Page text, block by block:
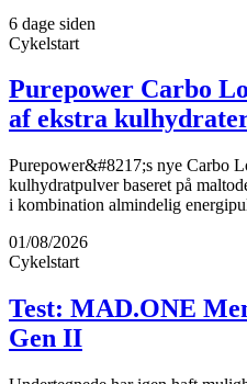
6 dage siden
Cykelstart
Purepower Carbo
af ekstra
Purepower&#8217;s nye Carbo
kulhydratpulver baseret på
i kombination almindelig
01/08/2026
Cykelstart
Test: MAD.ONE
Gen II